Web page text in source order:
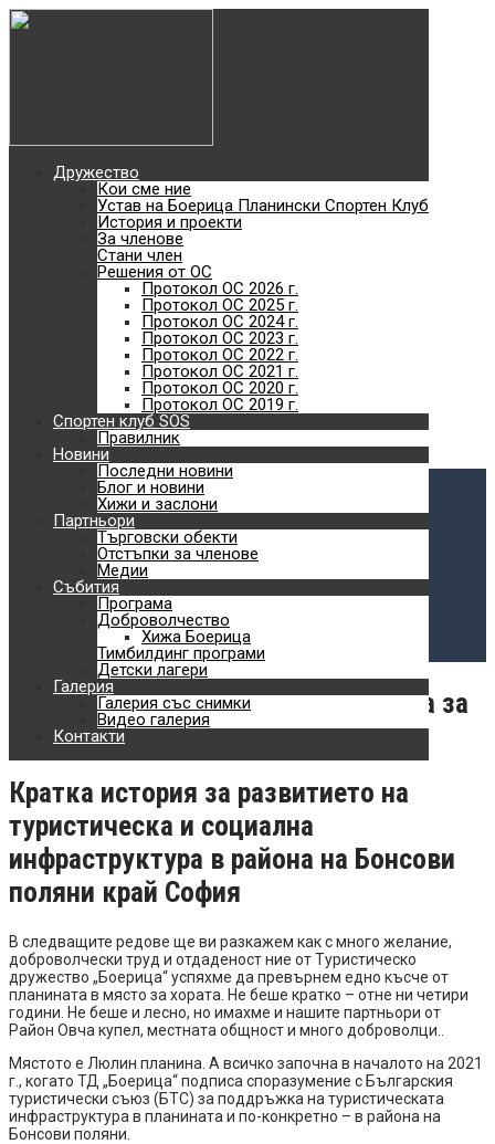
Дружество
Кои сме ние
Устав на Боерица Планински Спортен Клуб
История и проекти
За членове
Стани член
Решения от ОС
Протокол ОС 2026 г.
Протокол ОС 2025 г.
Протокол ОС 2024 г.
Протокол ОС 2023 г.
Протокол ОС 2022 г.
Протокол ОС 2021 г.
Протокол ОС 2020 г.
Протокол ОС 2019 г.
Спортен клуб SOS
Правилник
Новини
Последни новини
Блог и новини
Хижи и заслони
Партньори
Търговски обекти
Отстъпки за членове
Медии
Събития
Програма
Доброволчество
Хижа Боерица
Тимбилдинг програми
Детски лагери
Галерия
Галерия със снимки
Видео галерия
Контакти
туристическа база
Най-голямото отборно
планинско състезание с
кауза в България
с. Железница - Черни връх - с. Владая
Планински спортен клубSOS
Виж повече
Планински спортове
Доброволчество
Хижа Боерица
Детски лагери
Как превърнахме Люлин в планина за
хората
Кратка история за развитието на
туристическа и социална
инфраструктура в района на Бонсови
поляни край София
В следващите редове ще ви разкажем как с много желание,
доброволчески труд и отдаденост ние от Туристическо
дружество „Боерица“ успяхме да превърнем едно късче от
планината в място за хората. Не беше кратко – отне ни четири
години. Не беше и лесно, но имахме и нашите партньори от
Район Овча купел, местната общност и много доброволци..
Мястото е Люлин планина. А всичко започна в началото на 2021
г., когато ТД „Боерица“ подписа споразумение с Българския
туристически съюз (БТС) за поддръжка на туристическата
инфраструктура в планината и по-конкретно – в района на
Бонсови поляни.